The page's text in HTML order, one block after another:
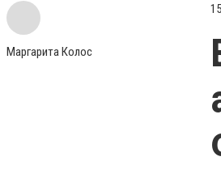
Маргарита Колос